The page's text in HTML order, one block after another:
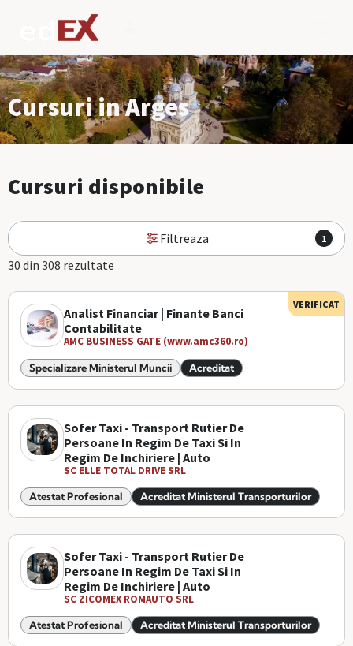
Cursuri in Arges
Cursuri disponibile
Filtreaza 1
30 din 308 rezultate
Analist Financiar | Finante Banci
Contabilitate
AMC BUSINESS GATE (www.amc360.ro)
Specializare Ministerul Muncii Acreditat
VERIFICAT
Sofer Taxi - Transport Rutier De
Persoane In Regim De Taxi Si In
Regim De Inchiriere | Auto
SC ELLE TOTAL DRIVE SRL
Atestat Profesional Acreditat Ministerul Transporturilor
Sofer Taxi - Transport Rutier De
Persoane In Regim De Taxi Si In
Regim De Inchiriere | Auto
SC ZICOMEX ROMAUTO SRL
Atestat Profesional Acreditat Ministerul Transporturilor